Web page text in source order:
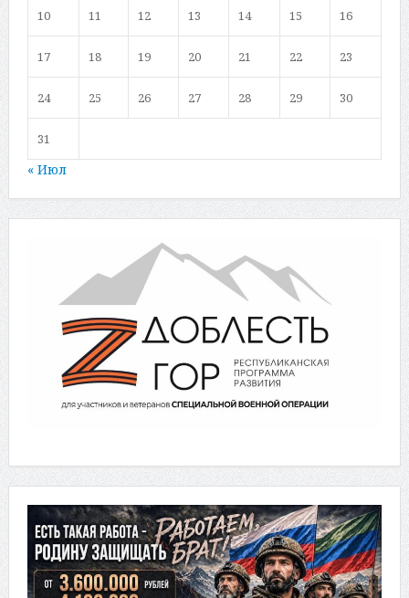
10 11 12 13 14 15 16
17 18 19 20 21 22 23
24 25 26 27 28 29 30
31
« Июл